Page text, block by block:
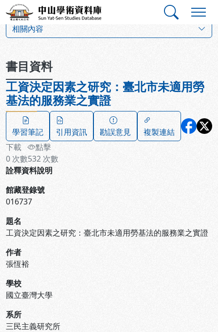
跳到主要內容
中山學術資料庫
相關內容
書目資料
工資決定因素之研究：臺北市未適用勞
基法的服務業之實證
學習筆記 引用資訊 勘誤意見
複製連結
下載
0 次數
點擊
532 次數
詮釋資料說明
館藏登錄號
016737
題名
工資決定因素之研究：臺北市未適用勞基法的服務業之實證
作者
張恆裕
學校
國立臺灣大學
系所
三民主義研究所